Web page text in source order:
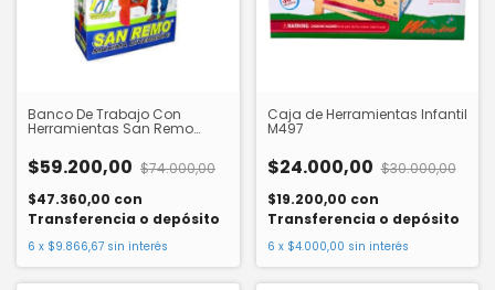
Banco De Trabajo Con
Herramientas San Remo
$59.200,00 $74.000,00
$47.360,00 con
Transferencia o depósito
6 x $9.866,67 sin interés
Caja de Herramientas Infantil
M497
$24.000,00 $30.000,00
$19.200,00 con
Transferencia o depósito
6 x $4.000,00 sin interés